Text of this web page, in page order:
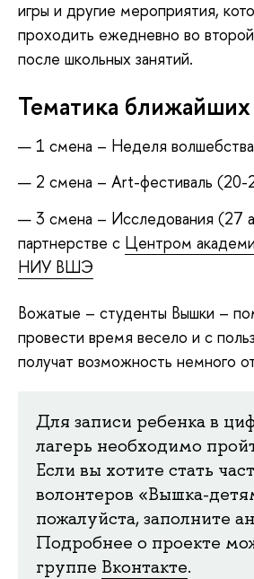
игры и другие мероприятия,
проходить ежедневно во
после школьных занятий.
Тематика
1 смена – Неделя
2 смена – Art-фестиваль (20-
3 смена – Исследования (27
партнерстве с Центром
НИУ ВШЭ
Вожатые – студенты Вышки –
провести время весело и с
получат возможность немного
Для записи ребенка в
лагерь необходимо
Если вы хотите стать
волонтеров «Вышка-
пожалуйста, заполните
Подробнее о проекте
группе Вконтакте.